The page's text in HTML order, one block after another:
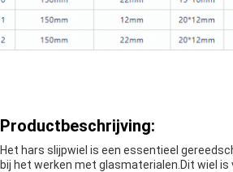
Productbeschrijving:
Het hars slijpwiel is een essentieel
bij het werken met glasmaterialen.Dit wiel